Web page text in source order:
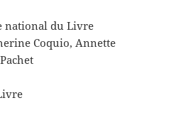
national du Livre
Coquio, Annette